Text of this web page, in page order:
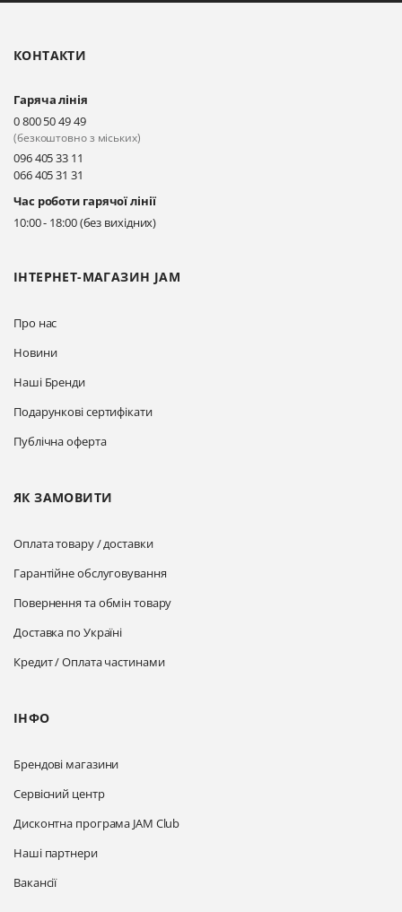
ІНТЕРНЕТ-МАГАЗИН JAM
Про нас
Новини
Наші Бренди
Подарункові сертифікати
Публічна оферта
ЯК ЗАМОВИТИ
Оплата товару / доставки
Гарантійне обслуговування
Повернення та обмін товару
Доставка по Україні
Кредит / Оплата частинами
ІНФО
Брендові магазини
Сервісний центр
Дисконтна програма JAM Club
Наші партнери
Вакансії
КОНТАКТИ
Гаряча лінія
0 800 50 49 49
(безкоштовно з міських)
096 405 33 11
066 405 31 31
Час роботи гарячої лінії
10:00 - 18:00 (без вихідних)